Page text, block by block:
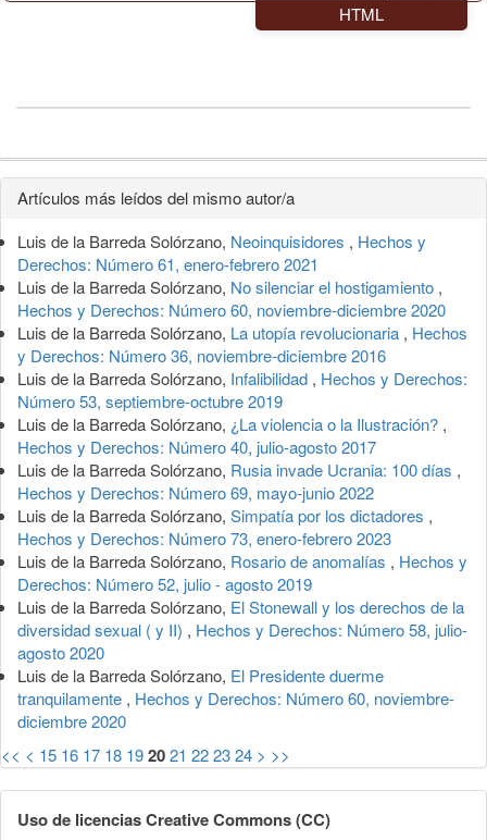
HTML
Detalles
del
artículo
Artículos más leídos del mismo autor/a
Luis de la Barreda Solórzano, Neoinquisidores , Hechos y
Derechos: Número 61, enero-febrero 2021
Luis de la Barreda Solórzano, No silenciar el hostigamiento ,
Hechos y Derechos: Número 60, noviembre-diciembre 2020
Luis de la Barreda Solórzano, La utopía revolucionaria , Hechos
y Derechos: Número 36, noviembre-diciembre 2016
Luis de la Barreda Solórzano, Infalibilidad , Hechos y Derechos:
Número 53, septiembre-octubre 2019
Luis de la Barreda Solórzano, ¿La violencia o la Ilustración? ,
Hechos y Derechos: Número 40, julio-agosto 2017
Luis de la Barreda Solórzano, Rusia invade Ucrania: 100 días ,
Hechos y Derechos: Número 69, mayo-junio 2022
Luis de la Barreda Solórzano, Simpatía por los dictadores ,
Hechos y Derechos: Número 73, enero-febrero 2023
Luis de la Barreda Solórzano, Rosario de anomalías , Hechos y
Derechos: Número 52, julio - agosto 2019
Luis de la Barreda Solórzano, El Stonewall y los derechos de la
diversidad sexual ( y II) , Hechos y Derechos: Número 58, julio-
agosto 2020
Luis de la Barreda Solórzano, El Presidente duerme
tranquilamente , Hechos y Derechos: Número 60, noviembre-
diciembre 2020
<< < 15 16 17 18 192021 222324 > >>
Uso de licencias Creative Commons (CC)